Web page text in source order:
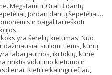
Mėgstami ir Oral B dantų
Jordan dantų šepetėliai…
ir pagal tai ieškoti
yra šerelių kietumas. Nuo
dažniausiai siūlomi tiems, kurių
labai jautrios, iki tokių, kurie
rinktis vidutinio kietumo ir
Kieti reikalingi rečiau,